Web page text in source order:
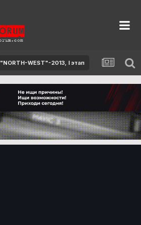
"NORTH-WEST"-2013, I этап